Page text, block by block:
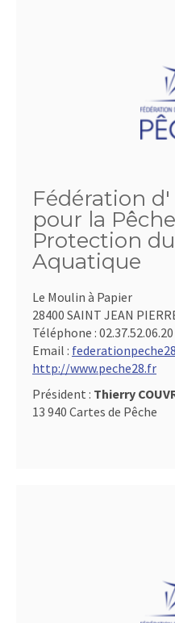
Fédération
pour la
Protection
Aquatique
Le Moulin à Papier
28400 SAINT JEAN
Téléphone : 02.37.52.06.20
Email :
http://www.peche28.fr
Président : Thierry
13 940 Cartes de Pêche